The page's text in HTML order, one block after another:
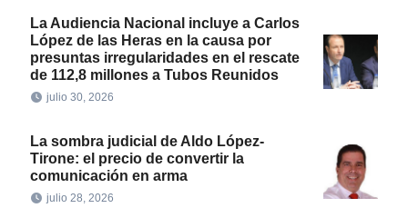
La Audiencia Nacional incluye a Carlos
López de las Heras en la causa por
presuntas irregularidades en el rescate
de 112,8 millones a Tubos Reunidos
julio 30, 2026
La sombra judicial de Aldo López-
Tirone: el precio de convertir la
comunicación en arma
julio 28, 2026